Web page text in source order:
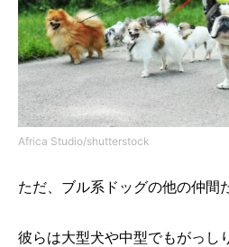
Africa Studio/shutterstock
ただ、ブル系ドッグの他の仲間
彼らは大型犬や中型でもがっし